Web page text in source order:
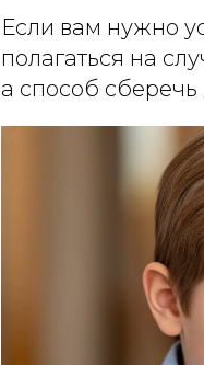
Если вам нужно
полагаться на
а способ